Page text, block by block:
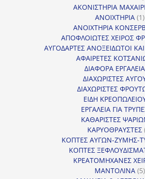
ΑΚΟΝΙΣΤΗΡΙΑ
ΑΝΟΙΧΤΗΡΙΑ 11
ΑΝΟΙΧΤΗΡΙΑ
ΑΠΟΦΛΟΙΩΤΕΣ ΧΕΙΡΟΣ
ΑΥΓΟΔΑΡΤΕΣ ΑΝΟΞΕΙΔΩΤΟΙ
ΑΦΑΙΡΕΤΕΣ
ΔΙΑΦΟΡΑ ΕΡΓΑΛΕΙΑ
ΔΙΑΧΩΡΙΣΤΕΣ
ΔΙΑΧΩΡΙΣΤΕΣ
ΕΙΔΗ
ΕΡΓΑΛΕΙΑ ΓΙΑ
ΚΑΘΑΡΙΣΤΕΣ
ΚΑΡΥΟΘΡΑΥΣΤΕΣ
ΚΟΠΤΕΣ ΑΥΓΩΝ-ΖΥΜΗΣ-
ΚΟΠΤΕΣ
ΚΡΕΑΤΟΜΗΧΑΝΕΣ
ΜΑΝΤΟΛΙΝΑ 55